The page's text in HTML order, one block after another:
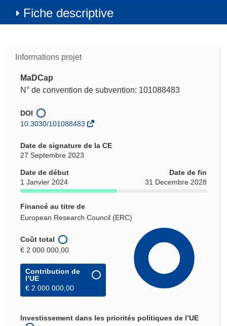
Fiche descriptive
Informations projet
MaDCap
N° de convention de subvention: 101088483
DOI
10.3030/101088483
Date de signature de la CE
27 Septembre 2023
Date de début
1 Janvier 2024
Date de fin
31 Decembre 2028
Financé au titre de
European Research Council (ERC)
Coût total
€ 2 000 000,00
Contribution de
l’UE
€ 2 000 000,00
Investissement dans les priorités politiques de l’UE